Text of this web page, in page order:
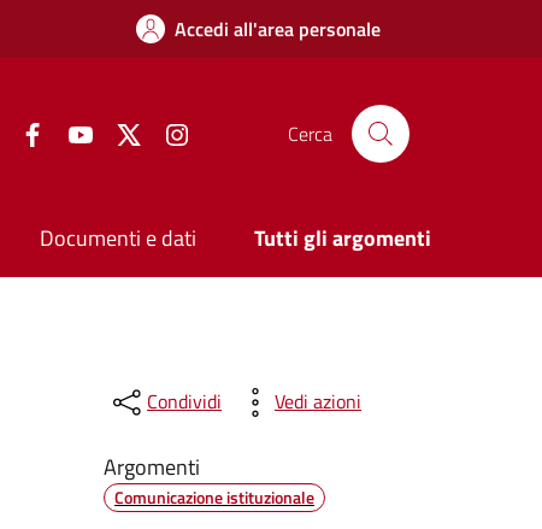
Accedi all'area personale
FacebookYouTube Twitter Cerca
Documenti e dati Tutti gli argomenti
Condividi Vedi azioni
Argomenti
Comunicazione istituzionale